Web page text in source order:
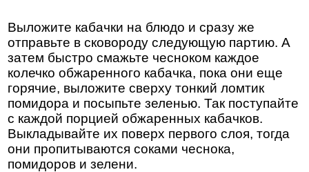
Выложите кабачки на блюдо и сразу же
отправьте в сковороду следующую партию. А
затем быстро смажьте чесноком каждое
колечко обжаренного кабачка, пока они еще
горячие, выложите сверху тонкий ломтик
помидора и посыпьте зеленью. Так поступайте
с каждой порцией обжаренных кабачков.
Выкладывайте их поверх первого слоя, тогда
они пропитываются соками чеснока,
помидоров и зелени.